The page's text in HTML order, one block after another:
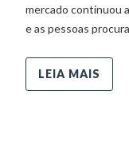
mercado continuou
e as pessoas
LEIA MAIS